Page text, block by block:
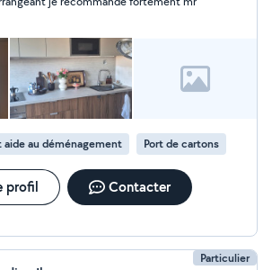
au déménagement Port de cartons
profil Contacter
Particulier